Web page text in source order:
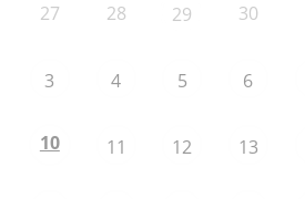
27 28 29 30
3 4 5 6
10 11 12 13